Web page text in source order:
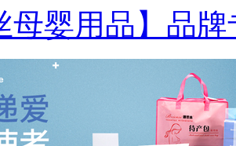
母婴用品】品